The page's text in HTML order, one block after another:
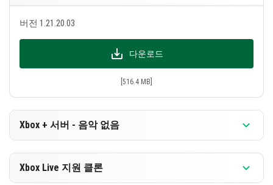
전되어 사용자에게 원활한 전환을 보장합니다. 방대
한 기술 업데이트는 애드온 제작자를 위한 경험을 강
화하여 Minecraft의 사용성을 향상시키는 데 목표를
두고 있습니다. 더 몰입감 있고 매력적인 게임 플레이
를 위해 이 종합 업데이트를 경험해 보세요!
버전 1.21.20.03
다운로드
[516.4 MB]
Xbox + 서버 - 음악 없음
Xbox Live 지원 클론